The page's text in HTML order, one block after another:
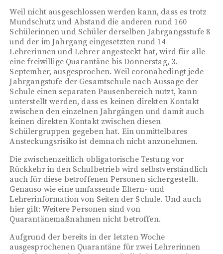
Weil nicht ausgeschlossen werden kann, dass es trotz
Mundschutz und Abstand die anderen rund 160
Schülerinnen und Schüler derselben Jahrgangsstufe 8
und der im Jahrgang eingesetzten rund 14
Lehrerinnen und Lehrer angesteckt hat, wird für alle
eine freiwillige Quarantäne bis Donnerstag, 3.
September, ausgesprochen. Weil coronabedingt jede
Jahrgangstufe der Gesamtschule nach Aussage der
Schule einen separaten Pausenbereich nutzt, kann
unterstellt werden, dass es keinen direkten Kontakt
zwischen den einzelnen Jahrgängen und damit auch
keinen direkten Kontakt zwischen diesen
Schülergruppen gegeben hat. Ein unmittelbares
Ansteckungsrisiko ist demnach nicht anzunehmen.
Die zwischenzeitlich obligatorische Testung vor
Rückkehr in den Schulbetrieb wird selbstverständlich
auch für diese betroffenen Personen sichergestellt.
Genauso wie eine umfassende Eltern- und
Lehrerinformation von Seiten der Schule. Und auch
hier gilt: Weitere Personen sind von
Quarantänemaßnahmen nicht betroffen.
Aufgrund der bereits in der letzten Woche
ausgesprochenen Quarantäne für zwei Lehrerinnen